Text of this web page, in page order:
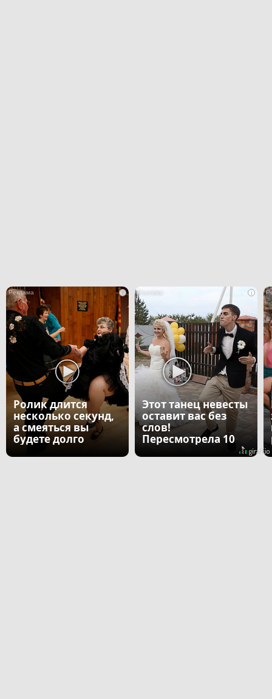
i
Ролик длится
несколько секунд,
а смеяться вы
будете долго
i
Этот танец невесты
оставит вас без
слов!
Пересмотрела 10